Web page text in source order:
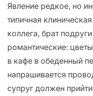
Явление редкое, но
типичная
коллега, брат
романтические:
в кафе в обеденный
напрашивается
супруг должен